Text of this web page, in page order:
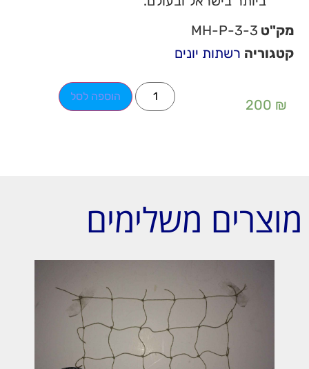
מק"ט MH-P-3-3
קטגוריה רשתות יונים
200 ₪
הוספה לסל
מוצרים משלימים